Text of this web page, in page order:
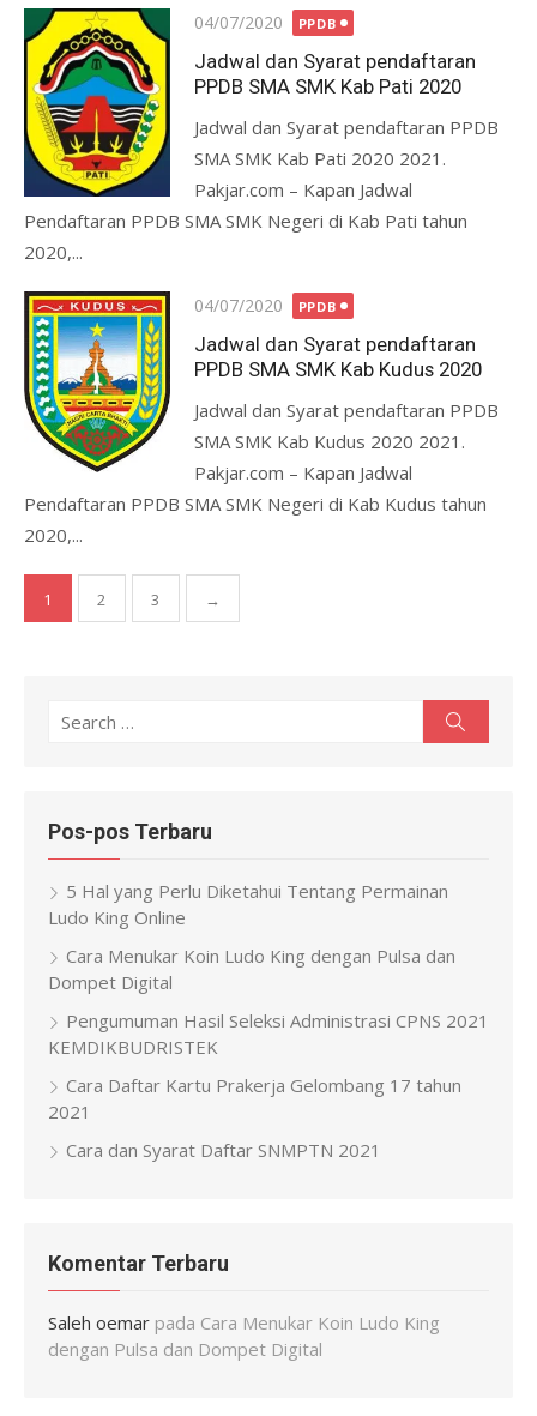
Posted
on
04/07/2020 PPDB
Jadwal dan Syarat pendaftaran
PPDB SMA SMK Kab Pati 2020
Jadwal dan Syarat pendaftaran PPDB
SMA SMK Kab Pati 2020 2021.
Pakjar.com – Kapan Jadwal
Pendaftaran PPDB SMA SMK Negeri di Kab Pati tahun
2020,...
Posted
on
04/07/2020 PPDB
Jadwal dan Syarat pendaftaran
PPDB SMA SMK Kab Kudus 2020
Jadwal dan Syarat pendaftaran PPDB
SMA SMK Kab Kudus 2020 2021.
Pakjar.com – Kapan Jadwal
Pendaftaran PPDB SMA SMK Negeri di Kab Kudus tahun
2020,...
Paginasi
pos
1 2 3 →
Search
Pos-pos Terbaru
5 Hal yang Perlu Diketahui Tentang Permainan
Ludo King Online
Cara Menukar Koin Ludo King dengan Pulsa dan
Dompet Digital
Pengumuman Hasil Seleksi Administrasi CPNS 2021
KEMDIKBUDRISTEK
Cara Daftar Kartu Prakerja Gelombang 17 tahun
2021
Cara dan Syarat Daftar SNMPTN 2021
Komentar Terbaru
Saleh oemar pada Cara Menukar Koin Ludo King
dengan Pulsa dan Dompet Digital